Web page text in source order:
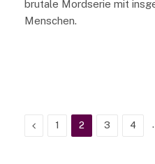
brutale Mordserie mit
Menschen.
Previous
1 2 3 4